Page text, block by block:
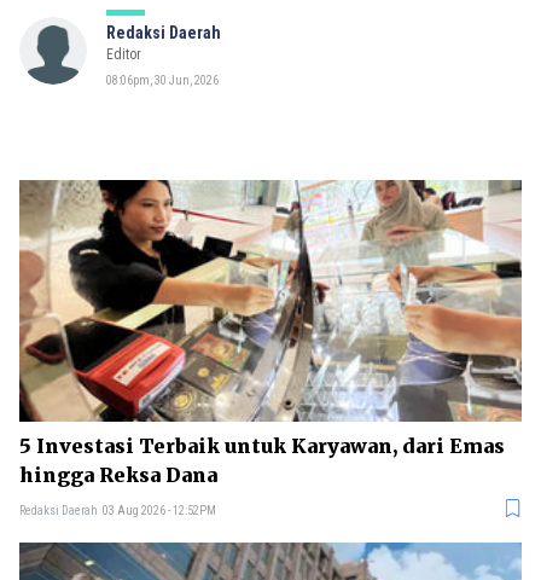
Redaksi Daerah
Editor
08:06pm, 30 Jun, 2026
5 Investasi Terbaik untuk Karyawan, dari Emas
hingga Reksa Dana
Redaksi Daerah 03 Aug 2026 - 12:52PM